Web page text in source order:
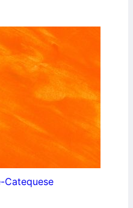
Catequese